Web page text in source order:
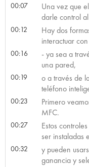
00:07
Una vez que
darle control
00:12
Hay dos
interactuar
00:16
- ya sea a
una pared,
00:19
o a través de
teléfono
00:23
Primero
MFC.
00:27
Estos
ser instaladas
00:32
y pueden
ganancia y